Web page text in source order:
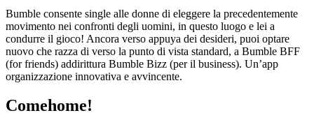
Bumble consente single alle donne di eleggere la precedentemente
movimento nei confronti degli uomini, in questo luogo e lei a
condurre il gioco! Ancora verso appuya dei desideri, puoi optare
nuovo che razza di verso la punto di vista standard, a Bumble BFF
(for friends) addirittura Bumble Bizz (per il business). Un’app
organizzazione innovativa e avvincente.
Comehome!